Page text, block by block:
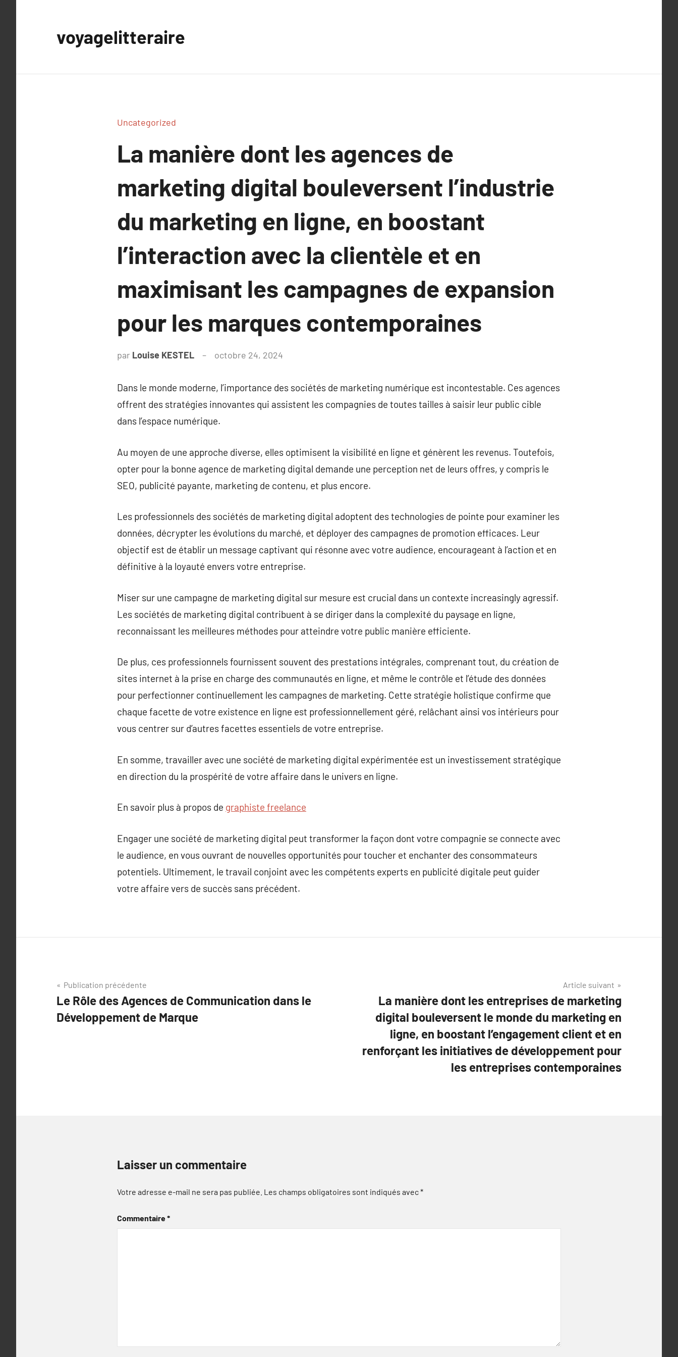
voyagelitteraire
Uncategorized
La manière dont les agences de
marketing digital bouleversent l’industrie
du marketing en ligne, en boostant
l’interaction avec la clientèle et en
maximisant les campagnes de expansion
pour les marques contemporaines
par Louise KESTEL octobre 24, 2024
Dans le monde moderne, l’importance des sociétés de marketing numérique est incontestable. Ces agences
offrent des stratégies innovantes qui assistent les compagnies de toutes tailles à saisir leur public cible
dans l’espace numérique.
Au moyen de une approche diverse, elles optimisent la visibilité en ligne et génèrent les revenus. Toutefois,
opter pour la bonne agence de marketing digital demande une perception net de leurs offres, y compris le
SEO, publicité payante, marketing de contenu, et plus encore.
Les professionnels des sociétés de marketing digital adoptent des technologies de pointe pour examiner les
données, décrypter les évolutions du marché, et déployer des campagnes de promotion efficaces. Leur
objectif est de établir un message captivant qui résonne avec votre audience, encourageant à l’action et en
définitive à la loyauté envers votre entreprise.
Miser sur une campagne de marketing digital sur mesure est crucial dans un contexte increasingly agressif.
Les sociétés de marketing digital contribuent à se diriger dans la complexité du paysage en ligne,
reconnaissant les meilleures méthodes pour atteindre votre public manière efficiente.
De plus, ces professionnels fournissent souvent des prestations intégrales, comprenant tout, du création de
sites internet à la prise en charge des communautés en ligne, et même le contrôle et l’étude des données
pour perfectionner continuellement les campagnes de marketing. Cette stratégie holistique confirme que
chaque facette de votre existence en ligne est professionnellement géré, relâchant ainsi vos intérieurs pour
vous centrer sur d’autres facettes essentiels de votre entreprise.
En somme, travailler avec une société de marketing digital expérimentée est un investissement stratégique
en direction du la prospérité de votre affaire dans le univers en ligne.
En savoir plus à propos de graphiste freelance
Engager une société de marketing digital peut transformer la façon dont votre compagnie se connecte avec
le audience, en vous ouvrant de nouvelles opportunités pour toucher et enchanter des consommateurs
potentiels. Ultimement, le travail conjoint avec les compétents experts en publicité digitale peut guider
votre affaire vers de succès sans précédent.
Navigation
de
l’article
Publication précédente
Le Rôle des Agences de Communication dans le
Développement de Marque
Article suivant
La manière dont les entreprises de marketing
digital bouleversent le monde du marketing en
ligne, en boostant l’engagement client et en
renforçant les initiatives de développement pour
les entreprises contemporaines
Laisser un commentaire
Votre adresse e-mail ne sera pas publiée. Les champs obligatoires sont indiqués avec*
Commentaire*